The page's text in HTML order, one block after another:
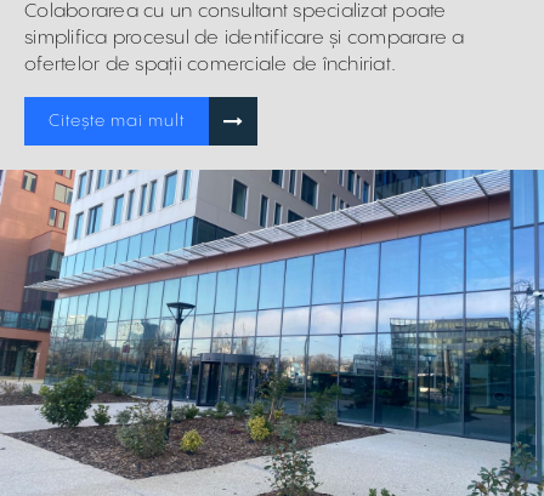
Colaborarea cu un consultant specializat poate
simplifica procesul de identificare și comparare a
ofertelor de spații comerciale de închiriat.
Citește mai mult